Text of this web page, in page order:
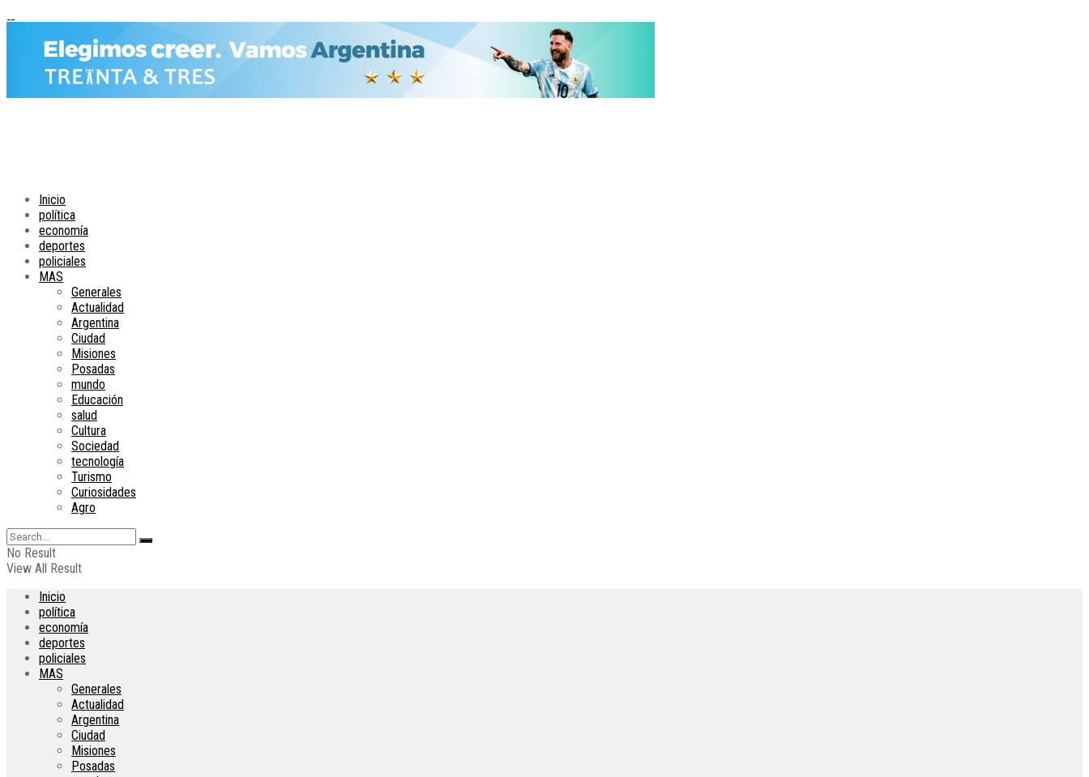
Inicio
política
economía
deportes
policiales
MAS
Generales
Actualidad
Argentina
Ciudad
Misiones
Posadas
mundo
Educación
salud
Cultura
Sociedad
tecnología
Turismo
Curiosidades
Agro
No Result
View All Result
Inicio
política
economía
deportes
policiales
MAS
Generales
Actualidad
Argentina
Ciudad
Misiones
Posadas